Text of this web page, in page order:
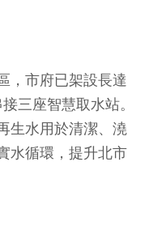
，市府已架設長達
三座智慧取水站。
生水用於清潔、澆
水循環，提升北市